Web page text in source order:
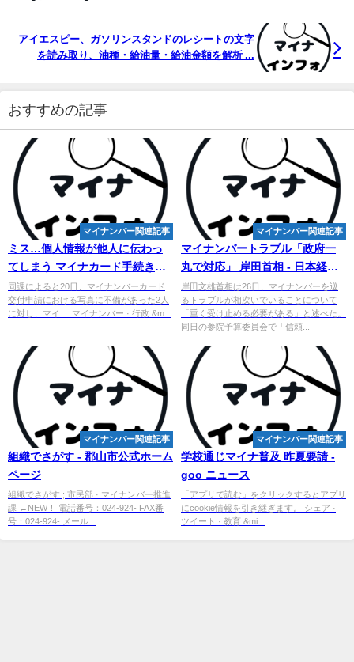
アイエスピー、ガソリンスタンドのレシートの文字
を読み取り、油種・給油量・給油金額を解析 ...
おすすめの記事
マイナンバー関連記事
ミス…個人情報が他人に伝わっ
てしまう マイナカード手続きで
不備あり、職員1人で処理…氏名
...
同課によると20日、マイナンバーカード
交付申請における写真に不備があった2人
に対し、マイ ... マイナンバー · 行政 &m...
マイナンバー関連記事
マイナンバー トラブル「政府一
丸で対応」 岸田首相 - 日本経済
新聞
岸田文雄首相は26日、マイナンバーを巡
るトラブルが相次いでいることについて
「重く受け止める必要がある」と述べた。
同日の参院予算委員会で「信頼...
マイナンバー関連記事
組織でさがす - 郡山市公式ホーム
ページ
組織でさがす ; 市民部 · マイナンバー推進
課 ←NEW！ 電話番号：024-924- FAX番
号：024-924- メール...
マイナンバー関連記事
学校通じマイナ普及 昨夏要請 -
goo ニュース
「アプリで読む」をクリックするとアプリ
にcookie情報を引き継ぎます。 シェア ·
ツイート · 教育 &mi...